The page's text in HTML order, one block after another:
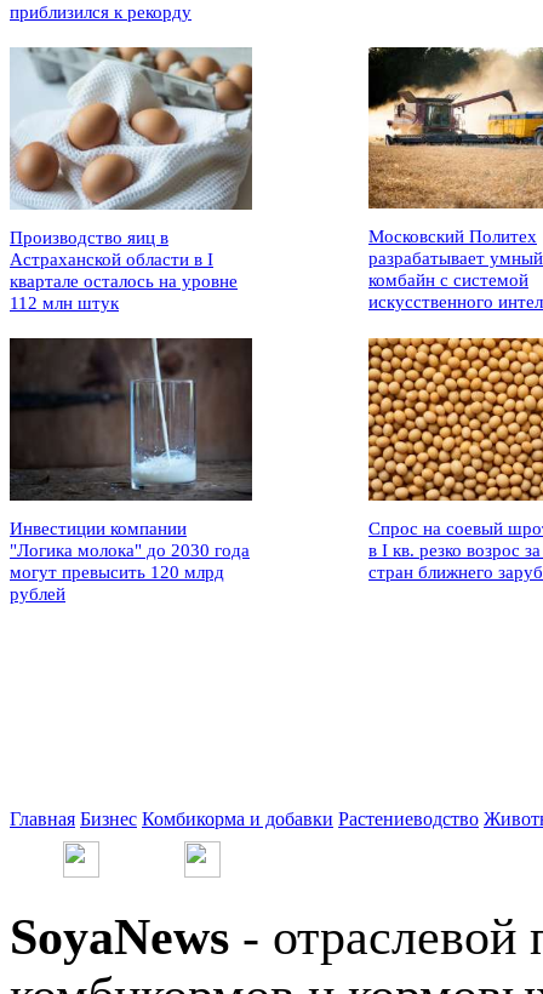
приблизился к рекорду
Производство яиц в
Астраханской области в I
квартале осталось на уровне
112 млн штук
Московский Политех
разрабатывает умный
комбайн с системой
искусственного
Инвестиции компании
"Логика молока" до 2030 года
могут превысить 120 млрд
рублей
Спрос на соевый
в I кв. резко возрос
стран ближнего
Главная Бизнес Комбикорма и добавки Растениеводство
SoyaNews - отраслевой